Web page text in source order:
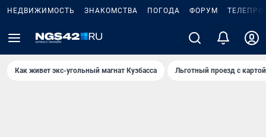
НЕДВИЖИМОСТЬ ЗНАКОМСТВА ПОГОДА ФОРУМ
Как живет экс-угольный магнат Кузбасса Льготный проезд с